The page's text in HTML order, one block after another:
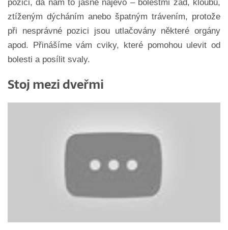
pozici, dá nám to jasně najevo – bolestmi zad, kloubů,
ztíženým dýcháním anebo špatným trávením, protože
při nesprávné pozici jsou utlačovány některé orgány
apod. Přinášíme vám cviky, které pomohou ulevit od
bolesti a posílit svaly.
Stoj mezi dveřmi